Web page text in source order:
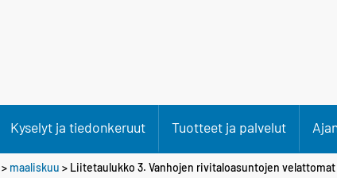
Kyselyt ja tiedonkeruut Tuotteet ja palvelut
> maaliskuu > Liitetaulukko 3. Vanhojen rivitaloasuntojen